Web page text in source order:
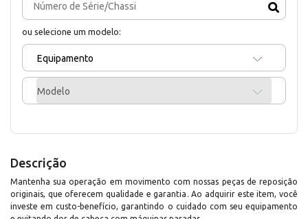
ou selecione um modelo:
Equipamento
Modelo
Descrição
Mantenha sua operação em movimento com nossas peças de reposição
originais, que oferecem qualidade e garantia. Ao adquirir este item, você
investe em custo-benefício, garantindo o cuidado com seu equipamento